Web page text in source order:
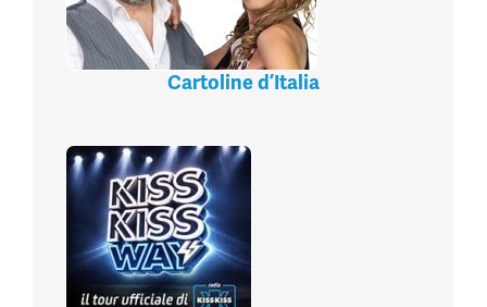
Cartoline d’Italia